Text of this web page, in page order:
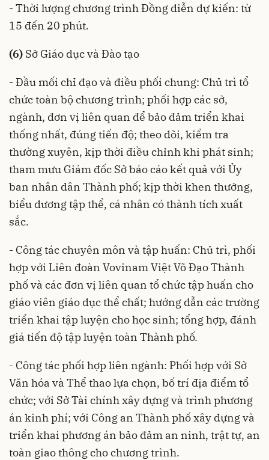
- Thời lượng chương trình Đồng diễn dự kiến: từ
15 đến 20 phút.
(6) Sở Giáo dục và Đào tạo
- Đầu mối chỉ đạo và điều phối chung: Chủ trì tổ
chức toàn bộ chương trình; phối hợp các sở,
ngành, đơn vị liên quan để bảo đảm triển khai
thống nhất, đúng tiến độ; theo dõi, kiểm tra
thường xuyên, kịp thời điều chỉnh khi phát sinh;
tham mưu Giám đốc Sở báo cáo kết quả với Ủy
ban nhân dân Thành phố; kịp thời khen thưởng,
biểu dương tập thể, cá nhân có thành tích xuất
sắc.
- Công tác chuyên môn và tập huấn: Chủ trì, phối
hợp với Liên đoàn Vovinam Việt Võ Đạo Thành
phố và các đơn vị liên quan tổ chức tập huấn cho
giáo viên giáo dục thể chất; hướng dẫn các trường
triển khai tập luyện cho học sinh; tổng hợp, đánh
giá tiến độ tập luyện toàn Thành phố.
- Công tác phối hợp liên ngành: Phối hợp với Sở
Văn hóa và Thể thao lựa chọn, bố trí địa điểm tổ
chức; với Sở Tài chính xây dựng và trình phương
án kinh phí; với Công an Thành phố xây dựng và
triển khai phương án bảo đảm an ninh, trật tự, an
toàn giao thông cho chương trình.